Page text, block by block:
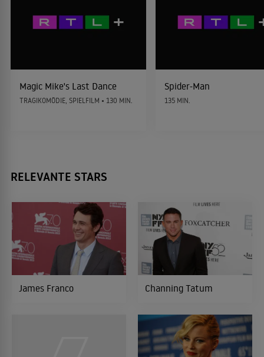
Magic Mike's Last Dance
TRAGIKOMÖDIE, SPIELFILM • 130 MIN.
Spider-Man
135 MIN.
RELEVANTE STARS
James Franco Channing Tatum